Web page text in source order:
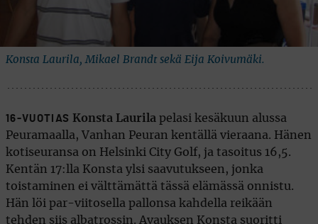
Konsta Laurila, Mikael Brandt sekä Eija Koivumäki.
16-VUOTIAS Konsta Laurila pelasi kesäkuun alussa
Peuramaalla, Vanhan Peuran kentällä vieraana. Hänen
kotiseuransa on Helsinki City Golf, ja tasoitus 16,5.
Kentän 17:lla Konsta ylsi saavutukseen, jonka
toistaminen ei välttämättä tässä elämässä onnistu.
Hän löi par-viitosella pallonsa kahdella reikään
tehden siis albatrossin. Avauksen Konsta suoritti